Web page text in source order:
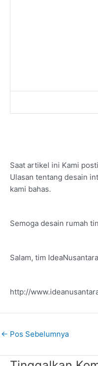
Saat artikel ini Kami
Ulasan tentang desain
kami bahas.
Semoga desain rumah
Salam, tim
http://
← Pos Sebelumnya